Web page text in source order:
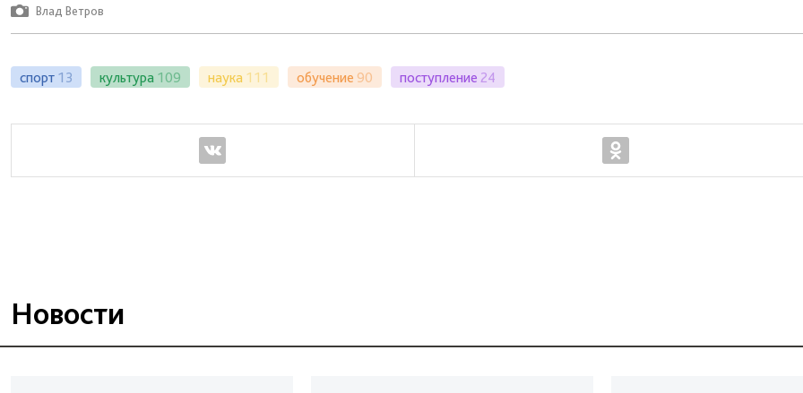
Влад Ветров
спорт 13 культура 109 наука 111 обучение 90 поступление 24
Новости